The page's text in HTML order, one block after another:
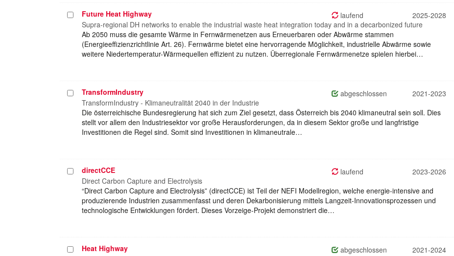
Projekt
auswählen
Future Heat Highway laufend
2025-2028
Supra-regional DH networks to enable the industrial waste heat integration today and in a decarbonized future
Ab 2050 muss die gesamte Wärme in Fernwärmenetzen aus Erneuerbaren oder Abwärme stammen
(Energieeffizienzrichtlinie Art. 26). Fernwärme bietet eine hervorragende Möglichkeit, industrielle Abwärme sowie
weitere Niedertemperatur-Wärmequellen effizient zu nutzen. Überregionale Fernwärmenetze spielen hierbei…
Projekt
auswählen
TransformIndustry abgeschlossen
2021-2023
TransformIndustry - Klimaneutralität 2040 in der Industrie
Die österreichische Bundesregierung hat sich zum Ziel gesetzt, dass Österreich bis 2040 klimaneutral sein soll. Dies
stellt vor allem den Industriesektor vor große Herausforderungen, da in diesem Sektor große und langfristige
Investitionen die Regel sind. Somit sind Investitionen in klimaneutrale…
Projekt
auswählen
directCCE laufend
2023-2026
Direct Carbon Capture and Electrolysis
“Direct Carbon Capture and Electrolysis” (directCCE) ist Teil der NEFI Modellregion, welche energie-intensive and
produzierende Industrien zusammenfasst und deren Dekarbonisierung mittels Langzeit-Innovationsprozessen und
technologische Entwicklungen fördert. Dieses Vorzeige-Projekt demonstriert die…
ProjektHeat Highway abgeschlossen
2021-2024